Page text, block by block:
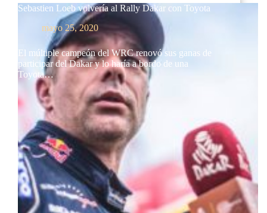
Sebastien Loeb volvería al Rally Dakar con Toyota
mayo 25, 2020
El múltiple campeón del WRC renovó sus ganas de
participar del Dakar y lo haría a bordo de una
Toyota…